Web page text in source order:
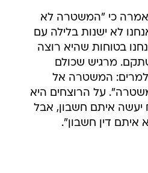
כי "המשטרה לא
לא ישנות בלילה עם
בטוחות שהיא רוצה
מרגיש שכולם
למרים: המשטרה אל
על הרוצחים היא
יעשה איתם חשבון, אבל
דין חשבון".